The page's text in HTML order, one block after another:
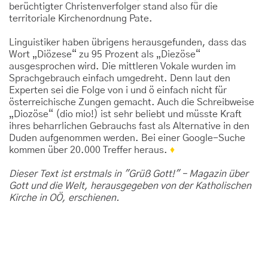
berüchtigter Christenverfolger stand also für die
territoriale Kirchenordnung Pate.
Linguistiker haben übrigens herausgefunden, dass das
Wort „Diözese“ zu 95 Prozent als „Diezöse“
ausgesprochen wird. Die mittleren Vokale wurden im
Sprachgebrauch einfach umgedreht. Denn laut den
Experten sei die Folge von i und ö einfach nicht für
österreichische Zungen gemacht. Auch die Schreibweise
„Diozöse“ (dio mio!) ist sehr beliebt und müsste Kraft
ihres beharrlichen Gebrauchs fast als Alternative in den
Duden aufgenommen werden. Bei einer Google-Suche
kommen über 20.000 Treffer heraus. ♦
Dieser Text ist erstmals in "Grüß Gott!" – Magazin über
Gott und die Welt, herausgegeben von der Katholischen
Kirche in OÖ, erschienen.